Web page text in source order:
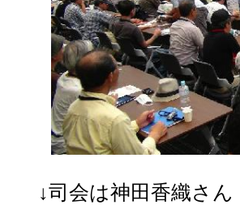
↓司会は神田香織さん